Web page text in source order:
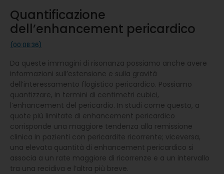
Quantificazione
dell’enhancement pericardico
(00:08:36)
Da queste immagini di risonanza possiamo anche avere
informazioni sull’estensione e sulla gravità
dell’interessamento flogistico pericardico. Possiamo
quantizzare, in termini di centimetri cubici,
l’enhancement del pericardio. In studi come questo, a
quote più limitate di enhancement pericardico
corrisponde una maggiore tendenza alla remissione
clinica in pazienti con pericardite ricorrente; viceversa,
una elevata quantità di enhancement pericardico si
associa a un rate maggiore di ricorrenze e a un intervallo
tra una recidiva e l’altra più breve.